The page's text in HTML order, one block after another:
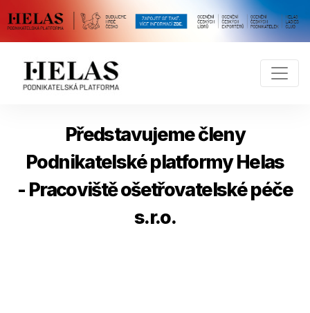
Představujeme členy
Podnikatelské platformy Helas
- Pracoviště ošetřovatelské péče
s.r.o.